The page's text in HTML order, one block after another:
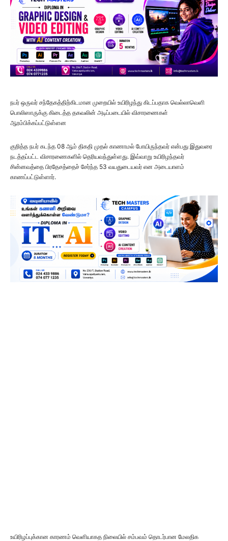
நபர் ஒருவர் சந்தேகத்திற்கிடமான முறையில் உயிரிழந்து கிடப்பதாக வெல்லாவெளி
பொலிஸாருக்கு கிடைத்த தகவலின் அடிப்படையில் விசாரணைகள்
ஆரம்பிக்கப்பட்டுள்ளன
குறித்த நபர் கடந்த 08 ஆம் திகதி முதல் காணாமல் போயிருந்தவர் என்பது இதுவரை
நடத்தப்பட்ட விசாரணைகளில் தெரியவந்துள்ளது. இவ்வாறு உயிரிழந்தவர்
சின்னவத்தை பிரதேசத்தைச் சேர்ந்த 53 வயதுடையவர் என அடையாளம்
காணப்பட்டுள்ளார்.
உயிரிழப்புக்கான காரணம் வெளியாகத நிலையில் சம்பவம் தொடர்பான மேலதிக